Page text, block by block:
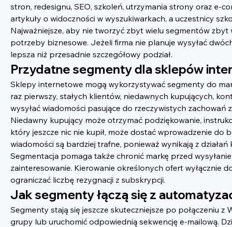
stron, redesignu, SEO, szkoleń, utrzymania strony oraz e-
artykuły o widoczności w wyszukiwarkach, a uczestnicy
Najważniejsze, aby nie tworzyć zbyt wielu segmentów
potrzeby biznesowe. Jeżeli firma nie planuje wysyłać
lepsza niż przesadnie szczegółowy podział.
Przydatne segmenty dla sklepów
Sklepy internetowe mogą wykorzystywać segmenty do
raz pierwszy, stałych klientów, niedawnych kupujących,
wysyłać wiadomości pasujące do rzeczywistych zachowań
Niedawny kupujący może otrzymać podziękowanie,
który jeszcze nic nie kupił, może dostać wprowadzenie
wiadomości są bardziej trafne, ponieważ wynikają z działań
Segmentacja pomaga także chronić markę przed
zainteresowanie. Kierowanie określonych ofert wyłącznie
ograniczać liczbę rezygnacji z subskrypcji.
Jak segmenty łączą się z
Segmenty stają się jeszcze skuteczniejsze po połączeniu
grupy lub uruchomić odpowiednią sekwencję e-mailową.